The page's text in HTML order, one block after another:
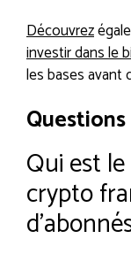
Découvrez
investir dans le
les bases avant
Qui est
crypto